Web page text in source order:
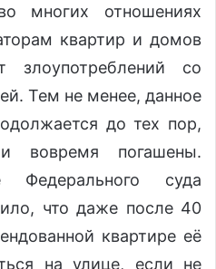
многих отношениях
квартир и домов
со
Тем не менее, данное
до тех пор,
вовремя погашены.
Федерального суда
что даже после 40
квартире её
на улице, если не